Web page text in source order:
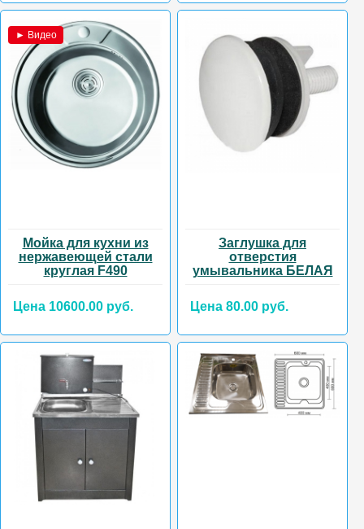
► Видео
Мойка для кухни из
нержавеющей стали
круглая F490
Цена 10600.00 руб.
Заглушка для
отверстия
умывальника БЕЛАЯ
Цена 80.00 руб.